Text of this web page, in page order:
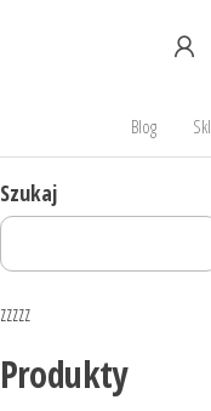
Blog
Szukaj
zzzzz
Produkty